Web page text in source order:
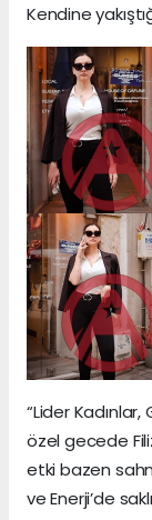
Kendine
“Lider
özel gecede
etki bazen
ve Enerji’de